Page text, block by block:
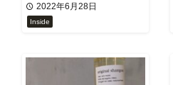
2022年6月28日
Inside